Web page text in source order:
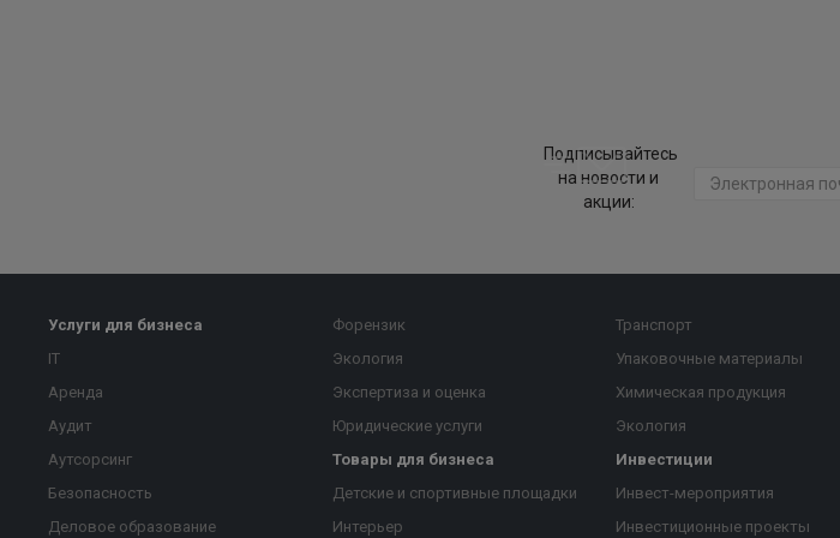
Подписывайтесь
на новости и
акции:
Услуги для бизнеса
IT
Аренда
Аудит
Аутсорсинг
Безопасность
Деловое образование
Форензик
Экология
Экспертиза и оценка
Юридические услуги
Товары для бизнеса
Детские и спортивные площадки
Интерьер
Транспорт
Упаковочные материалы
Химическая продукция
Экология
Инвестиции
Инвест-мероприятия
Инвестиционные проекты